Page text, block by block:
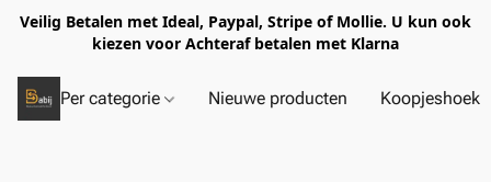
Veilig Betalen met Ideal, Paypal, Stripe of Mollie. U kun ook
kiezen voor Achteraf betalen met Klarna
Per categorie Nieuwe producten Koopjeshoek